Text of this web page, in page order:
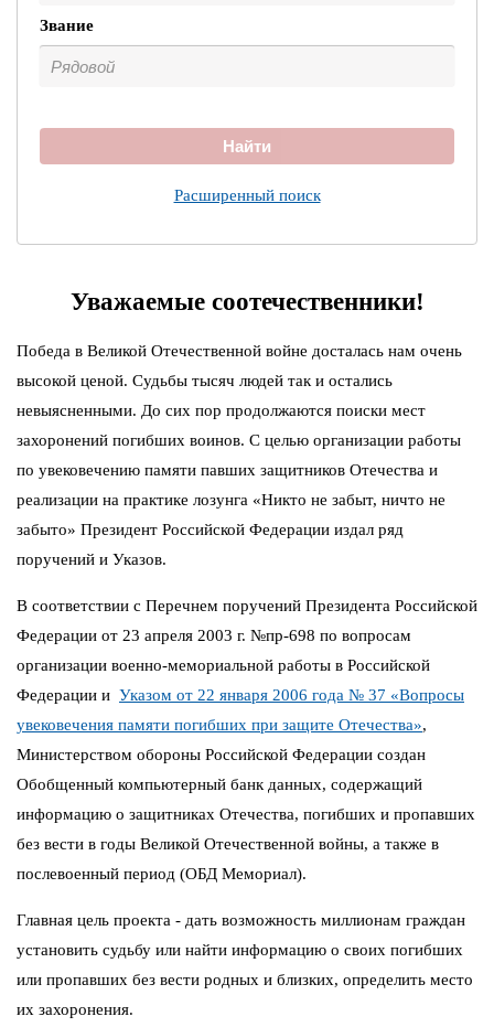
Звание
Найти
Расширенный поиск
Уважаемые соотечественники!
Победа в Великой Отечественной войне досталась нам очень
высокой ценой. Судьбы тысяч людей так и остались
невыясненными. До сих пор продолжаются поиски мест
захоронений погибших воинов. С целью организации работы
по увековечению памяти павших защитников Отечества и
реализации на практике лозунга «Никто не забыт, ничто не
забыто» Президент Российской Федерации издал ряд
поручений и Указов.
В соответствии с Перечнем поручений Президента Российской
Федерации от 23 апреля 2003 г. №пр-698 по вопросам
организации военно-мемориальной работы в Российской
Федерации и Указом от 22 января 2006 года № 37 «Вопросы
увековечения памяти погибших при защите Отечества»,
Министерством обороны Российской Федерации создан
Обобщенный компьютерный банк данных, содержащий
информацию о защитниках Отечества, погибших и пропавших
без вести в годы Великой Отечественной войны, а также в
послевоенный период (ОБД Мемориал).
Главная цель проекта - дать возможность миллионам граждан
установить судьбу или найти информацию о своих погибших
или пропавших без вести родных и близких, определить место
их захоронения.